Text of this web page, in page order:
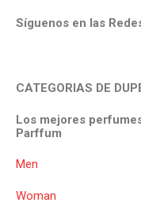
Síguenos en las
CATEGORIAS DE
Los mejores
Parffum
Men
Woman